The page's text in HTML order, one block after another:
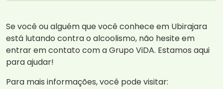
Se você ou alguém que você conhece em Ubirajara
está lutando contra o alcoolismo, não hesite em
entrar em contato com a Grupo ViDA. Estamos aqui
para ajudar!
Para mais informações, você pode visitar: